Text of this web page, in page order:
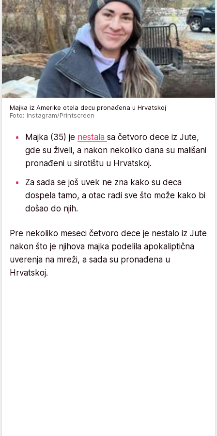
Majka iz Amerike otela decu pronađena u Hrvatskoj
Foto: Instagram/Printscreen
Majka (35) je nestala sa četvoro dece iz Jute,
gde su živeli, a nakon nekoliko dana su mališani
pronađeni u sirotištu u Hrvatskoj.
Za sada se još uvek ne zna kako su deca
dospela tamo, a otac radi sve što može kako bi
došao do njih.
Pre nekoliko meseci četvoro dece je nestalo iz Jute
nakon što je njihova majka podelila apokaliptična
uverenja na mreži, a sada su pronađena u
Hrvatskoj.